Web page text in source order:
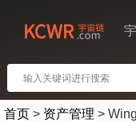
首页 > 资产管理 >